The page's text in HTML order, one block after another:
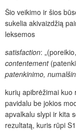
Šio veikimo ir šios
sukelia akivaizdžią
leksemos
satisfaction:
contentement
patenkinimo,
kurių apibrėžimai kuo
pavidalu be jokios
apvalkalu slypi ir kita
rezultatą, kuris rūpi